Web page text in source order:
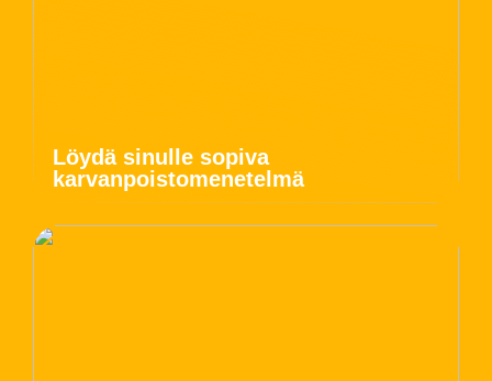
Löydä sinulle sopiva
karvanpoistomenetelmä